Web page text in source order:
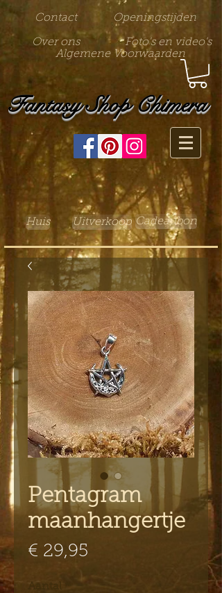
Contact Openingstijden
Over ons
Foto's en video's
Algemene Voorwaarden
Fantasy Shop Chimera
Huis Uitverkoop Cadeaubon
Pentagram
maanhangertje
€ 29,95
Aantal *